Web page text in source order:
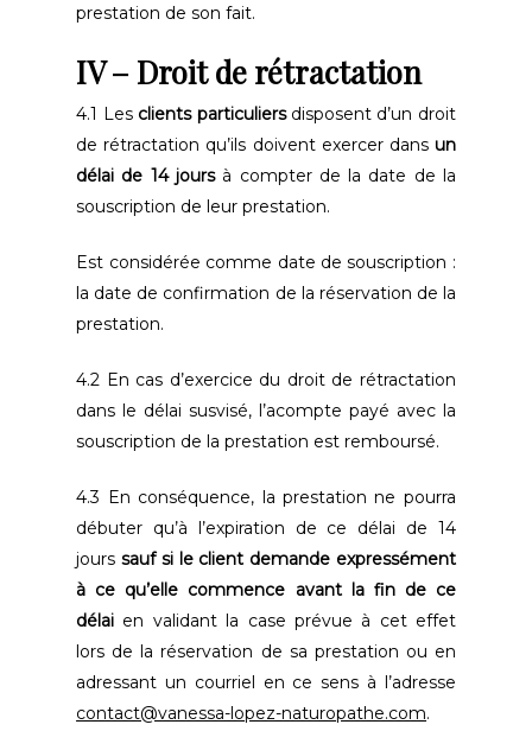
prestation de son fait.
IV – Droit de rétractation
4.1 Les clients particuliersdisposent d’un droit
de rétractation qu’ils doivent exercer dans un
délai de 14 joursà compter de la date de la
souscription de leur prestation.
Est considérée comme date de souscription :
la date de confirmation de la réservation de la
prestation.
4.2 En cas d’exercice du droit de rétractation
dans le délai susvisé, l’acompte payé avec la
souscription de la prestation est remboursé.
4.3 En conséquence, la prestation ne pourra
débuter qu’à l’expiration de ce délai de 14
jours sauf si le client demande expressément
à ce qu’elle commence avant la fin de ce
délai en validant la case prévue à cet effet
lors de la réservation de sa prestation ou en
adressant un courriel en ce sens à l’adresse
contact@vanessa-lopez-naturopathe.com.